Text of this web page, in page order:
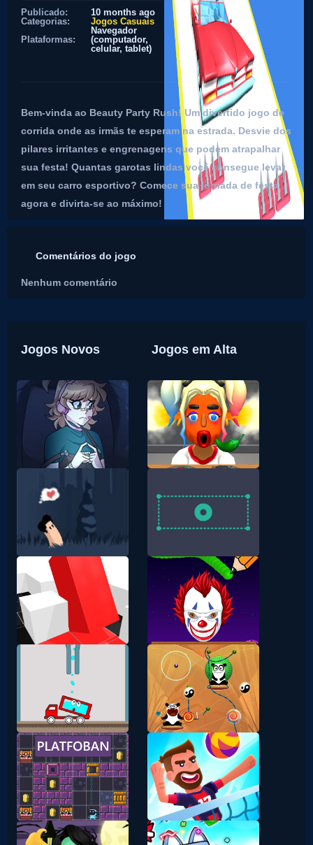
Publicado:
10 months ago
Categorias:
Jogos Casuais
Plataformas:
Navegador
(computador,
celular, tablet)
Bem-vinda ao Beauty Party Rush! Um divertido jogo de
corrida onde as irmãs te esperam na estrada. Desvie dos
pilares irritantes e engrenagens que podem atrapalhar
sua festa! Quantas garotas lindas você consegue levar
em seu carro esportivo? Comece sua jornada de festa
agora e divirta-se ao máximo!
Comentários do jogo
Nenhum comentário
Jogos Novos Jogos em Alta